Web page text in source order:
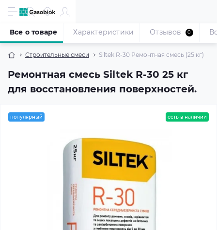
Строительные смеси Siltek R-30 Ремонтная смесь (25 кг)
Ремонтная смесь Siltek R-30 25 кг
для восстановления поверхностей.
Все о товаре Характеристики Отзывов 0
популярный есть в наличии